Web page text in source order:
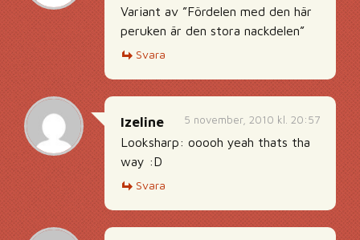
Variant av ”Fördelen med den här
peruken är den stora nackdelen”
Svara
5 november, 2010 kl. 20:57
Izeline
Looksharp: ooooh yeah thats tha
way :D
Svara